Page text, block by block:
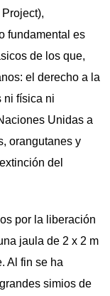
fundamental es
de los que,
el derecho a la
ni física ni
Unidas a
orangutanes y
del
por la liberación
jaula de 2 x 2 m
Al fin se ha
simios de